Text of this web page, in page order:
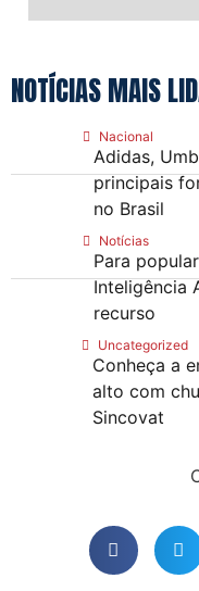
NOTÍCIAS MAIS
Nacional
Adidas,
principais
no Brasil
Notícias
Para
Inteligência
recurso
Uncategorized
Conheça a
alto com
Sincovat